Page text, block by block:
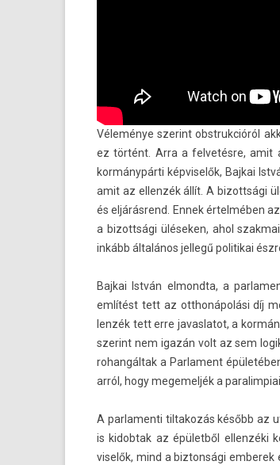
Véleménye szerint ob­struk­cióról
ez történt. Arra a fel­vetés­re, amit
kormánypárti kép­viselők, Baj­kai
amit az el­lenzék állít. A bi­zottsági
és eljárásrend. Ennek értelmében
a bi­zottsági üléseken, ahol
inkább általános jel­legű politikai
Baj­kai István el­mondta, a
említést tett az otthonápolási díj
lenzék tett erre javas­latot, a
szerint nem igazán volt az sem
rohan­gáltak a Par­la­ment
arról, hogy megemel­jék a
A par­lamen­ti til­takozás később az
is kidob­tak az épületből el­lenzéki
viselők, mind a bi­zton­sági